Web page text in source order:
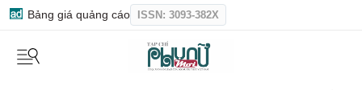
Bảng giá quảng cáo ISSN: 3093-382X